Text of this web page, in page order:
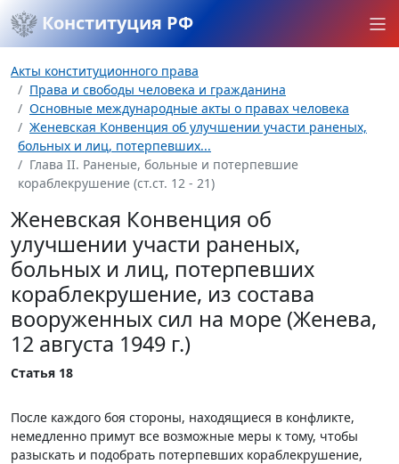
Конституция РФ
Акты конституционного права
Права и свободы человека и гражданина
Основные международные акты о правах человека
Женевская Конвенция об улучшении участи раненых,
больных и лиц, потерпевших...
Глава II. Раненые, больные и потерпевшие
кораблекрушение (ст.ст. 12 - 21)
Женевская Конвенция об
улучшении участи раненых,
больных и лиц, потерпевших
кораблекрушение, из состава
вооруженных сил на море (Женева,
12 августа 1949 г.)
Статья 18
После каждого боя стороны, находящиеся в конфликте,
немедленно примут все возможные меры к тому, чтобы
разыскать и подобрать потерпевших кораблекрушение,